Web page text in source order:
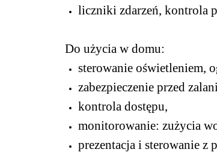
liczniki zdarzeń, kontrola
Do użycia w domu:
sterowanie oświetleniem,
zabezpieczenie przed
kontrola dostępu,
monitorowanie: zużycia
prezentacja i sterowanie